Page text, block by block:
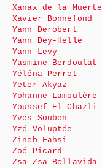
Xanax de la Muerte
Xavier Bonnefond
Yann Derobert
Yann Dey-Helle
Yann Levy
Yasmine Berdoulat
Yéléna Perret
Yeter Akyaz
Yohanne Lamoulère
Youssef El-Chazli
Yves Souben
Yzé Voluptée
Zineb Fahsi
Zoé Picard
Zsa-Zsa Bellavida